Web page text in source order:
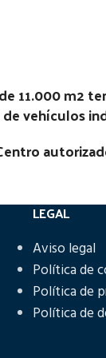
11.000 m2
vehículos
LEGAL
Aviso legal
Política de
Política de
Política de